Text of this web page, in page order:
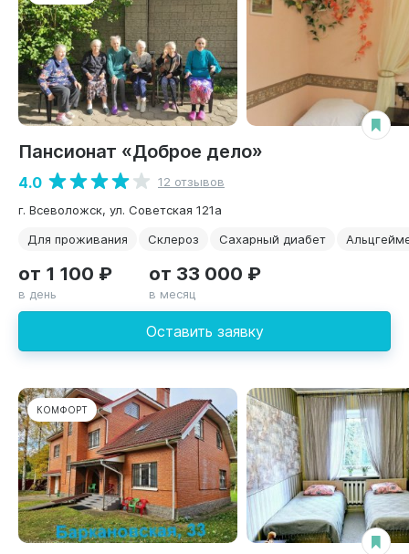
Пансионат «Доброе дело»
4.0
12 отзывов
г. Всеволожск, ул. Советская 121а
Для проживания
Склероз Сахарный диабет
Оставить заявку
от 1 100 ₽
в день
от 33 000 ₽
в месяц
КОМФОРТ